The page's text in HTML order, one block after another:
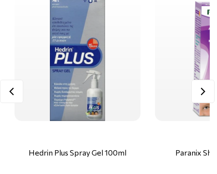
Hedrin Plus Spray Gel 100ml Paranix